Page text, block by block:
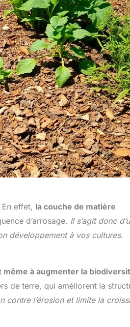
effet, la couche de matière
d’arrosage. Il s’agit donc
développement à vos cultures.
même à augmenter la
de terre, qui améliorent la
contre l’érosion et limite la